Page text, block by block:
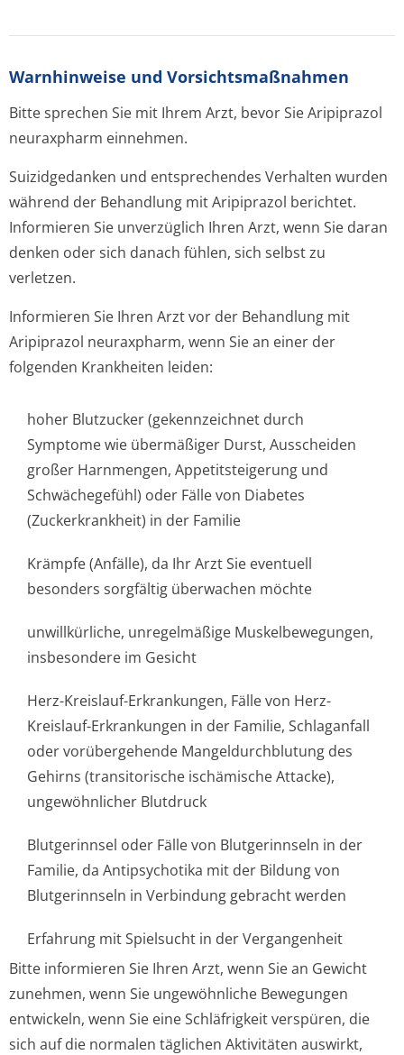
Warnhinweise und Vorsichtsmaßnahmen
Bitte sprechen Sie mit Ihrem Arzt, bevor Sie Aripiprazol
neuraxpharm einnehmen.
Suizidgedanken und entsprechendes Verhalten wurden
während der Behandlung mit Aripiprazol berichtet.
Informieren Sie unverzüglich Ihren Arzt, wenn Sie daran
denken oder sich danach fühlen, sich selbst zu
verletzen.
Informieren Sie Ihren Arzt vor der Behandlung mit
Aripiprazol neuraxpharm, wenn Sie an einer der
folgenden Krankheiten leiden:
hoher Blutzucker (gekennzeichnet durch
Symptome wie übermäßiger Durst, Ausscheiden
großer Harnmengen, Appetitsteigerung und
Schwächegefühl) oder Fälle von Diabetes
(Zuckerkrankheit) in der Familie
Krämpfe (Anfälle), da Ihr Arzt Sie eventuell
besonders sorgfältig überwachen möchte
unwillkürliche, unregelmäßige Muskelbewegungen,
insbesondere im Gesicht
Herz-Kreislauf-Erkrankungen, Fälle von Herz-
Kreislauf-Erkrankungen in der Familie, Schlaganfall
oder vorübergehende Mangeldurchblutung des
Gehirns (transitorische ischämische Attacke),
ungewöhnlicher Blutdruck
Blutgerinnsel oder Fälle von Blutgerinnseln in der
Familie, da Antipsychotika mit der Bildung von
Blutgerinnseln in Verbindung gebracht werden
Erfahrung mit Spielsucht in der Vergangenheit
Bitte informieren Sie Ihren Arzt, wenn Sie an Gewicht
zunehmen, wenn Sie ungewöhnliche Bewegungen
entwickeln, wenn Sie eine Schläfrigkeit verspüren, die
sich auf die normalen täglichen Aktivitäten auswirkt,